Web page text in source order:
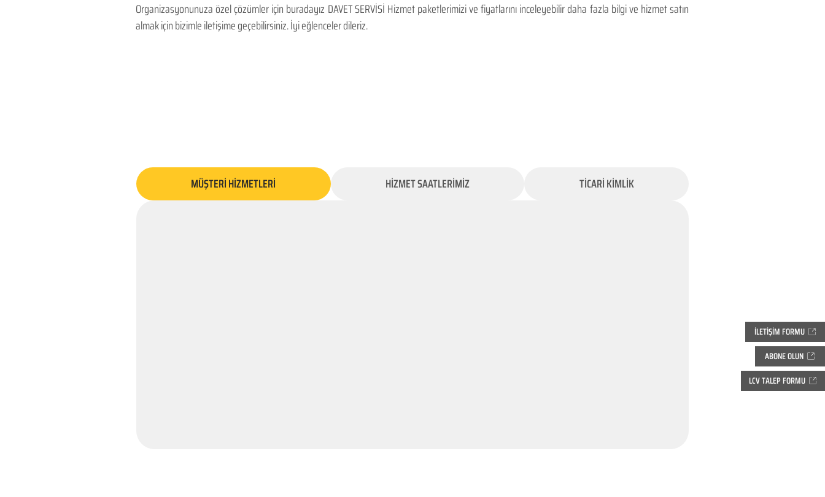
ABONE OLUN
LCV TALEP FORMU
İLETİŞİM FORMU
Organizasyonunuza özel çözümler için buradayız DAVET SERVİSİ Hizmet paketlerimizi ve fiyatlarını inceleyebilir daha fazla bilgi ve hizmet satın
almak için bizimle iletişime geçebilirsiniz. İyi eğlenceler dileriz.
MÜŞTERİ HİZMETLERİ HİZMET SAATLERİMİZ TİCARİ KİMLİK